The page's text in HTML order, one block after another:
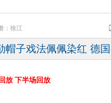
：徐江
帽子戏法佩佩染红 德
放 下半场回放